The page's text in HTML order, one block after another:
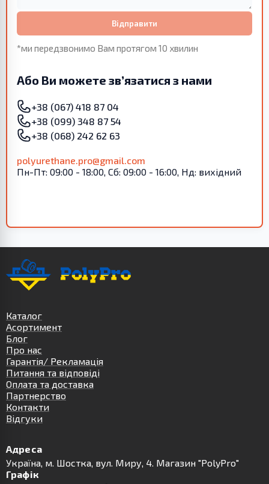
Відправити
*ми передзвонимо Вам протягом 10 хвилин
Або Ви можете зв’язатися з нами
+38 (067) 418 87 04
+38 (099) 348 87 54
+38 (068) 242 62 63
polyurethane.pro@gmail.com
Пн-Пт: 09:00 - 18:00, Сб: 09:00 - 16:00, Нд: вихідний
Каталог
Асортимент
Блог
Про нас
Гарантія/ Рекламація
Питання та відповіді
Оплата та доставка
Партнерство
Контакти
Відгуки
Адреса
Українa, м. Шостка, вул. Миру, 4. Магазин "PolyPro"
Графік